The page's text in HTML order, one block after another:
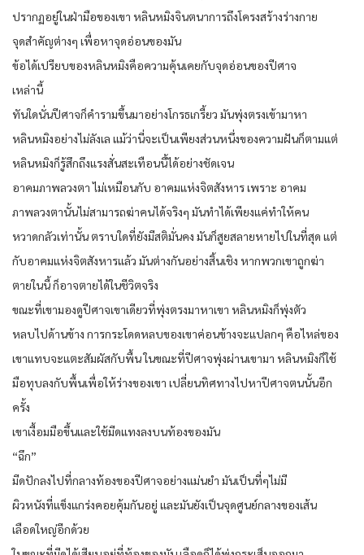
ปรากฏอยู่ในฝ่ามือของเขา หลินหมิงจินตนาการถึงโครงสร้างร่างกาย
จุดสำคัญต่างๆ เพื่อหาจุดอ่อนของมัน
ข้อได้เปรียบของหลินหมิงคือความคุ้นเคยกับจุดอ่อนของปีศาจ
เหล่านี้
ทันใดนั่นปีศาจก็คำรามขึ้นมาอย่างโกรธเกรี้ยว มันพุ่งตรงเข้ามาหา
หลินหมิงอย่างไม่ลังเล แม้ว่านี่จะเป็นเพียงส่วนหนึ่งของความฝันก็ตามแต่
หลินหมิงก็รู้สึกถึงแรงสั่นสะเทือนนี้ได้อย่างชัดเจน
อาคมภาพลวงตา ไม่เหมือนกับ อาคมแห่งจิตสังหาร เพราะ อาคม
ภาพลวงตานั้นไม่สามารถฆ่าคนได้จริงๆ มันทำได้เพียงแค่ทำให้คน
หวาดกลัวเท่านั้น ตราบใดที่ยังมีสติมั่นคง มันก็สูยสลายหายไปในที่สุด แต่
กับอาคมแห่งจิตสังหารแล้ว มันต่างกันอย่างสิ้นเชิง หากพวกเขาถูกฆ่า
ตายในนี้ ก็อาจตายได้ในชีวิตจริง
ขณะที่เขามองดูปีศาจเขาเดียวที่พุ่งตรงมาหาเขา หลินหมิงก็พุ่งตัว
หลบไปด้านข้าง การกระโดดหลบของเขาค่อนข้างจะแปลกๆ คือไหล่ของ
เขาแทบจะแตะสัมผัสกับพื้น ในขณะที่ปีศาจพุ่งผ่านเขามา หลินหมิงก็ใช้
มือทุบลงกับพื้นเพื่อให้ร่างของเขา เปลี่ยนทิศทางไปหาปีศาจตนนั้นอีก
ครั้ง
เขาเงื้อมมือขึ้นและใช้มีดแทงลงบนท้องของมัน
“ฉึก”
มีดปักลงไปที่กลางท้องของปีศาจอย่างแม่นยำ มันเป็นที่ๆไม่มี
ผิวหนังที่แข็งแกร่งคอยคุ้มกันอยู่ และมันยังเป็นจุดศูนย์กลางของเส้น
เลือดใหญ่อีกด้วย